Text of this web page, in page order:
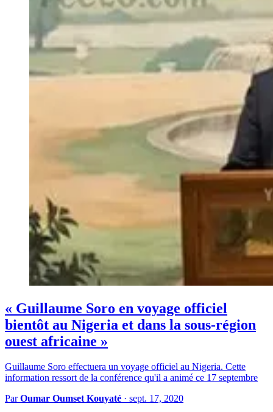
« Guillaume Soro en voyage officiel
bientôt au Nigeria et dans la sous-région
ouest africaine »
Guillaume Soro effectuera un voyage officiel au Nigeria. Cette
information ressort de la conférence qu'il a animé ce 17 septembre
ParOumar Oumset Kouyaté · sept. 17, 2020